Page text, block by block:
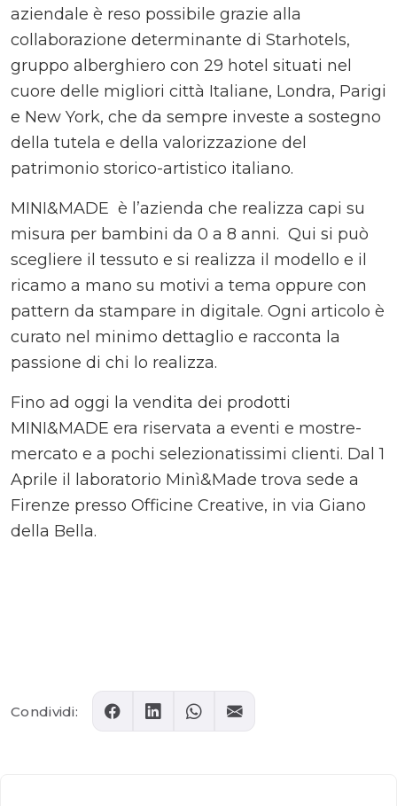
aziendale è reso possibile grazie alla
collaborazione determinante di Starhotels,
gruppo alberghiero con 29 hotel situati nel
cuore delle migliori città Italiane, Londra, Parigi
e New York, che da sempre investe a sostegno
della tutela e della valorizzazione del
patrimonio storico-artistico italiano.
MINI&MADE è l’azienda che realizza capi su
misura per bambini da 0 a 8 anni. Qui si può
scegliere il tessuto e si realizza il modello e il
ricamo a mano su motivi a tema oppure con
pattern da stampare in digitale. Ogni articolo è
curato nel minimo dettaglio e racconta la
passione di chi lo realizza.
Fino ad oggi la vendita dei prodotti
MINI&MADE era riservata a eventi e mostre-
mercato e a pochi selezionatissimi clienti. Dal 1
Aprile il laboratorio Minì&Made trova sede a
Firenze presso Officine Creative, in via Giano
della Bella.
Condividi: